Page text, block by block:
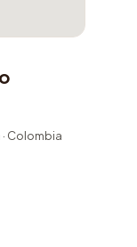
Colombia